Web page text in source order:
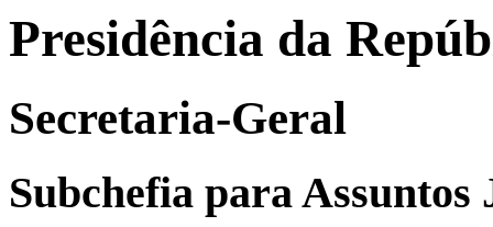
Presidência da
Secretaria-Geral
Subchefia para Assuntos